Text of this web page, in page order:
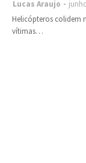
Lucas Araujo
Helicópteros colidem
vítimas…